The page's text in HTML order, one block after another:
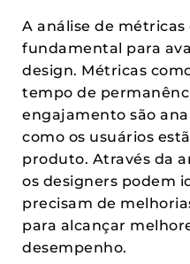
A análise de
fundamental para
design. Métricas
tempo de
engajamento são
como os usuários
produto. Através da
os designers podem
precisam de
para alcançar
desempenho.